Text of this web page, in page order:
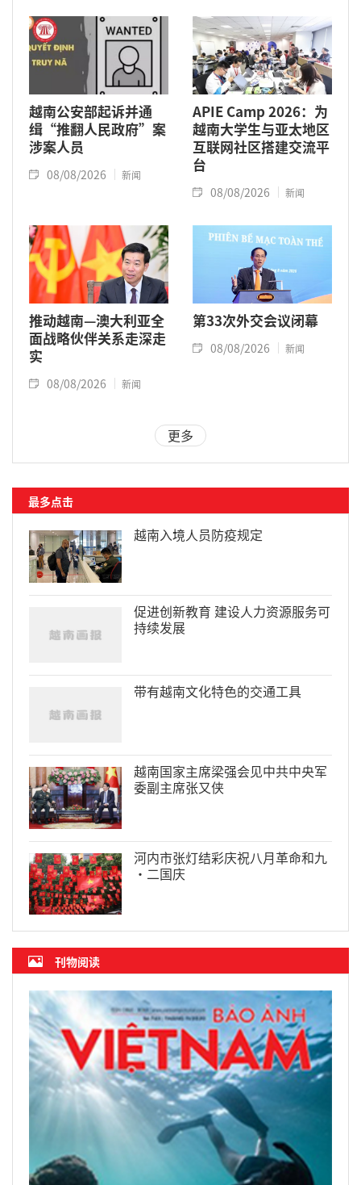
越南公安部起诉并通
缉“推翻人民政府”案
涉案人员
08/08/2026 新闻
APIE Camp 2026：为
越南大学生与亚太地区
互联网社区搭建交流平
台
08/08/2026 新闻
推动越南—澳大利亚全
面战略伙伴关系走深走
实
08/08/2026 新闻
第33次外交会议闭幕
08/08/2026 新闻
更多
最多点击
越南入境人员防疫规定
促进创新教育 建设人力资源服务可
持续发展
带有越南文化特色的交通工具
越南国家主席梁强会见中共中央军
委副主席张又侠
河内市张灯结彩庆祝八月革命和九
·二国庆
刊物阅读